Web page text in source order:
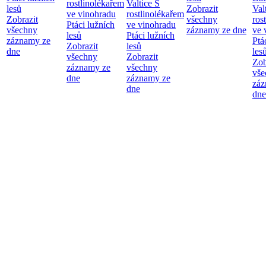
lesů
Zobrazit
všechny
záznamy ze
dne
rostlinolékařem
ve vinohradu
Ptáci lužních
lesů
Zobrazit
všechny
záznamy ze
dne
Valtice S
rostlinolékařem
ve vinohradu
Ptáci lužních
lesů
Zobrazit
všechny
záznamy ze
dne
Zobrazit
všechny
záznamy ze dne ve
dne